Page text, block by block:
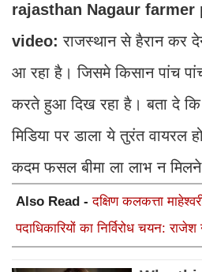
rajasthan Nagaur farmer
video: राजस्थान से हैरान कर
आ रहा है। जिसमे किसान पांच
करते हुआ दिख रहा है। बता दे कि
मिडिया पर डाला ये तुरंत वायरल
कदम फसल बीमा ला लाभ न मिलने
Also Read -दक्षिण कलकत्ता
पदाधिकारियों का निर्विरोध चयन: राजेश